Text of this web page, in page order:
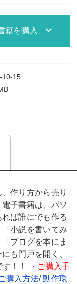
籍を購入
10-15
作り方から売り
子書籍は、パソ
ば誰にでも作る
小説を書いてみ
ブログを本にま
も門戸を開く、
！！
・ご購入手
ご購入方法/動作環